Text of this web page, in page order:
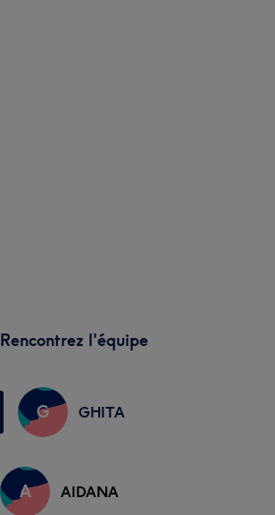
Rencontrez l'équipe
G GHITA
A AIDANA